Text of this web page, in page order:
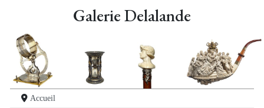
Galerie Delalande
Accueil